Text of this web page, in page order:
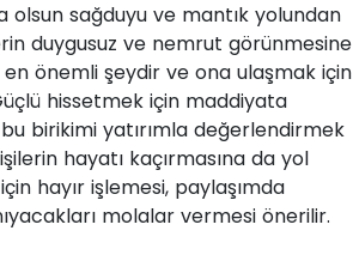
olsun sağduyu ve mantık yolundan
duygusuz ve nemrut görünmesine
önemli şeydir ve ona ulaşmak için
hissetmek için maddiyata
birikimi yatırımla değerlendirmek
hayatı kaçırmasına da yol
hayır işlemesi, paylaşımda
molalar vermesi önerilir.